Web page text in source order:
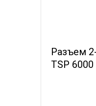
Разъем
TSP